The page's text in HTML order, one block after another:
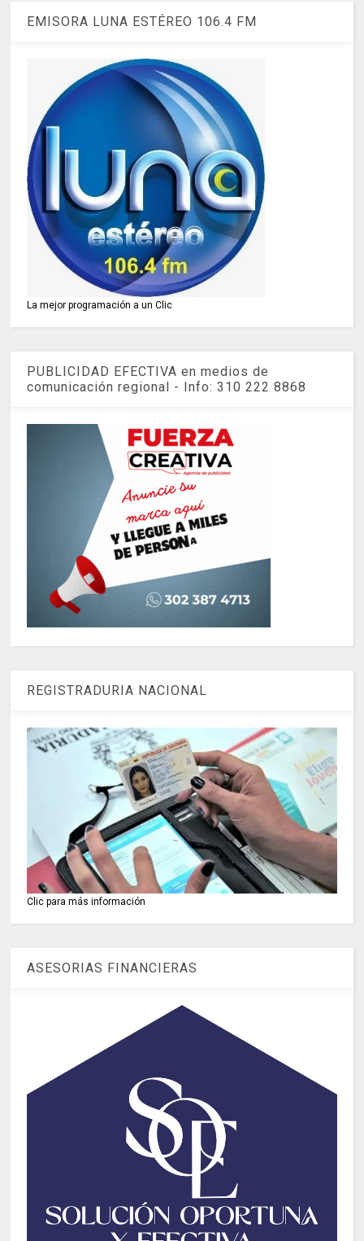
EMISORA LUNA ESTÉREO 106.4 FM
La mejor programación a un Clic
PUBLICIDAD EFECTIVA en medios de
comunicación regional - Info: 310 222 8868
REGISTRADURIA NACIONAL
Clic para más información
ASESORIAS FINANCIERAS